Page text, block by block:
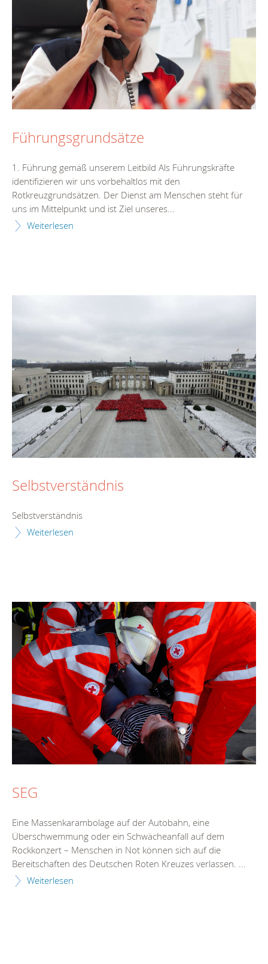
Führungsgrundsätze
1. Führung gemäß unserem Leitbild Als Führungskräfte
identifizieren wir uns vorbehaltlos mit den
Rotkreuzgrundsätzen. Der Dienst am Menschen steht für
uns im Mittelpunkt und ist Ziel unseres...
Weiterlesen
Selbstverständnis
Selbstverständnis
Weiterlesen
SEG
Eine Massenkarambolage auf der Autobahn, eine
Überschwemmung oder ein Schwächeanfall auf dem
Rockkonzert – Menschen in Not können sich auf die
Bereitschaften des Deutschen Roten Kreuzes verlassen. ...
Weiterlesen